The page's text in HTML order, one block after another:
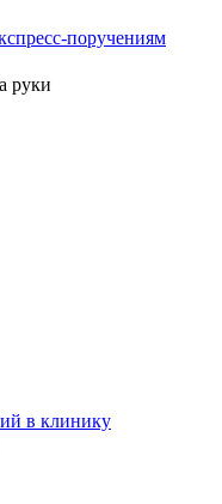
поручениям
руки
в клинику